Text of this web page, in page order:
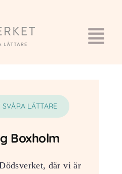
LÄTTARE
Boxholm
där vi är